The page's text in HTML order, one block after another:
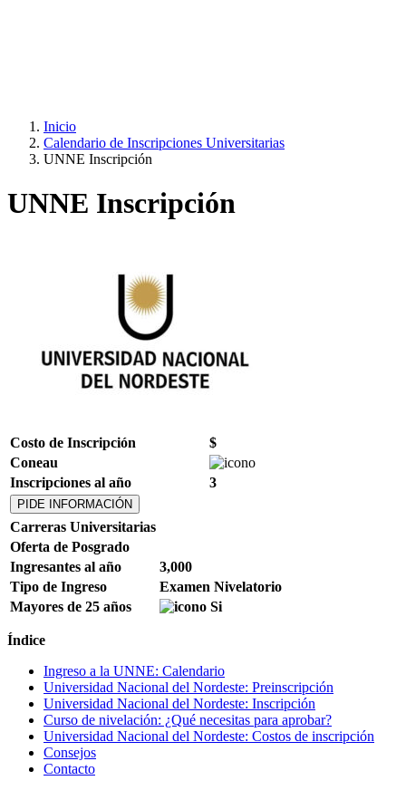
Inicio
Calendario de Inscripciones Universitarias
UNNE Inscripción
UNNE Inscripción
Costo de Inscripción
$
Coneau
Inscripciones al año
3
PIDE INFORMACIÓN
Carreras Universitarias
Oferta de Posgrado
Ingresantes al año
3,000
Tipo de Ingreso
Examen Nivelatorio
Mayores de 25 años
Índice
Ingreso a la UNNE: Calendario
Universidad Nacional del Nordeste: Preinscripción
Universidad Nacional del Nordeste: Inscripción
Curso de nivelación: ¿Qué necesitas para aprobar?
Universidad Nacional del Nordeste: Costos de inscripción
Consejos
Contacto